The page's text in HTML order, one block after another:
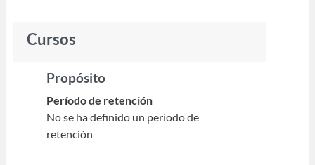
Cursos
Propósito
Período de retención
No se ha definido un período de
retención